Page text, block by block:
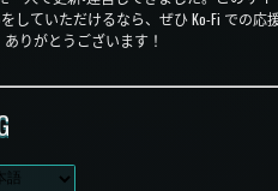
していただけるなら、ぜひ Ko-Fi での応
りがとうございます！